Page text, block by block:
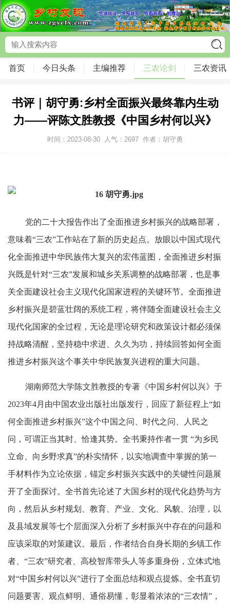
首页 今日头条 主编推荐 三农论剑 三农资讯
书评｜胡守勇:乡村全面振兴最终靠内生动
力——评陈文胜教授《中国乡村何以兴》
时间：2023-08-30 人气： 2697 作者：胡守勇
党的二十大报告作出了全面推进乡村振兴的战略部署，
意味着“三农”工作站在了新的历史起点。放眼以中国式现代
化全面推进中华民族伟大复兴的宏伟蓝图，全面推进乡村振
兴既是针对“三农”发展和城乡关系调整的战略部署，也是事
关全面建设社会主义现代化国家进程的关键环节。全面推进
乡村振兴是碧蓝壮阔的系统工程，将伴随全面建设社会主义
现代化国家的全过程，无论是理论研究和政策设计都必须保
持战略清醒，坚持稳中求进、久久为功，持续回答如何全面
推进乡村振兴这个事关中华民族复兴进程的重大问题。
湖南师范大学陈文胜教授的专著《中国乡村何以兴》于
2023年4月由中国农业出版社出版发行，回应了新征程上“如
何全面推进乡村振兴”这个中国之问、时代之问、人民之
问，可谓正当其时、恰逢其势。全书秉持作者一贯 “为乡民
立命、向乡野求真”的朴实情怀，以实地调查中掌握的第一
手材料作为立论依据，锚定乡村振兴实践中的关键性问题展
开了全面探讨。全书首先论述了大国乡村的现代化趋势与方
向，然后从乡村规划、教育、产业、文化、风貌、治理，以
及县域发展等七个层面深入分析了乡村振兴中存在的问题和
应该采取的对策建议。最后，作者结合自身长期的乡镇工作
者、“三农”研究者、高校智库带头人等多重身份，立体式地
对“中国乡村何以兴”进行了全面总结和观点提炼。全书直切
问题要害、观点鲜明、通俗易懂，彰显着浓浓的“三农情”，